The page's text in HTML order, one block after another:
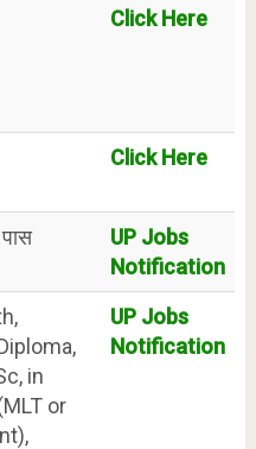
Click Here
Click Here
UP Jobs
Notification
in
or
UP Jobs
Notification